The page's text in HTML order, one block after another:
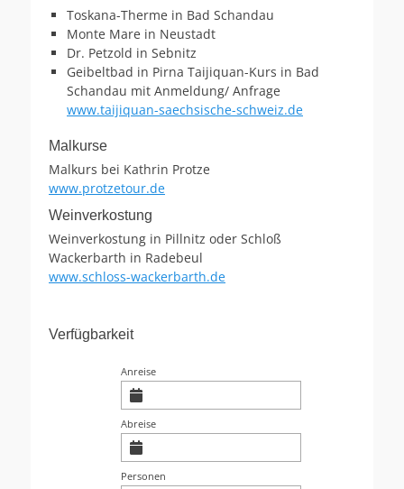
Toskana-Therme in Bad Schandau
Monte Mare in Neustadt
Dr. Petzold in Sebnitz
Geibeltbad in Pirna Taijiquan-Kurs in Bad
Schandau mit Anmeldung/ Anfrage
www.taijiquan-saechsische-schweiz.de
Malkurse
Malkurs bei Kathrin Protze
www.protzetour.de
Weinverkostung
Weinverkostung in Pillnitz oder Schloß
Wackerbarth in Radebeul
www.schloss-wackerbarth.de
Verfügbarkeit
Anreise
Abreise
Personen